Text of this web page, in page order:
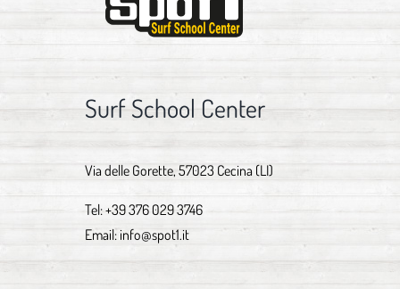
Surf School Center
Via delle Gorette, 57023 Cecina (LI)
Tel:+39 376 029 3746
Email: info@spot1.it